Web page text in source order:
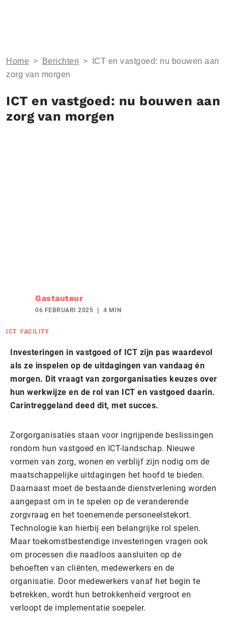
Home > Berichten >
ICT en vastgoed: nu bouwen aan
zorg van morgen
ICT en vastgoed: nu bouwen aan
zorg van morgen
Gastauteur
06 FEBRUARI 2025 4 MIN
ICT FACILITY
Investeringen in vastgoed of ICT zijn pas waardevol
als ze inspelen op de uitdagingen van vandaag én
morgen. Dit vraagt van zorgorganisaties keuzes over
hun werkwijze en de rol van ICT en vastgoed daarin.
Carintreggeland deed dit, met succes.
Zorgorganisaties staan voor ingrijpende beslissingen
rondom hun vastgoed en ICT-landschap. Nieuwe
vormen van zorg, wonen en verblijf zijn nodig om de
maatschappelijke uitdagingen het hoofd te bieden.
Daarnaast moet de bestaande dienstverlening worden
aangepast om in te spelen op de veranderende
zorgvraag en het toenemende personeelstekort.
Technologie kan hierbij een belangrijke rol spelen.
Maar toekomstbestendige investeringen vragen ook
om processen die naadloos aansluiten op de
behoeften van cliënten, medewerkers en de
organisatie. Door medewerkers vanaf het begin te
betrekken, wordt hun betrokkenheid vergroot en
verloopt de implementatie soepeler.